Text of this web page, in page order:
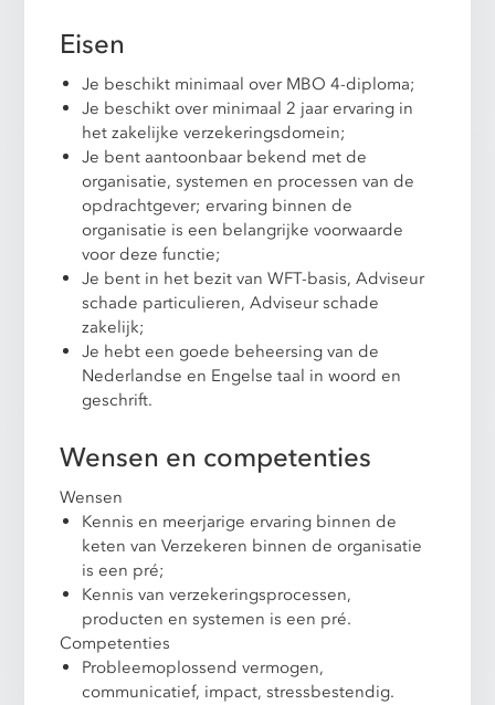
Eisen
Je beschikt minimaal over MBO 4-diploma;
Je beschikt over minimaal 2 jaar ervaring in
het zakelijke verzekeringsdomein;
Je bent aantoonbaar bekend met de
organisatie, systemen en processen van de
opdrachtgever; ervaring binnen de
organisatie is een belangrijke voorwaarde
voor deze functie;
Je bent in het bezit van WFT-basis, Adviseur
schade particulieren, Adviseur schade
zakelijk;
Je hebt een goede beheersing van de
Nederlandse en Engelse taal in woord en
geschrift.
Wensen en competenties
Wensen
Kennis en meerjarige ervaring binnen de
keten van Verzekeren binnen de organisatie
is een pré;
Kennis van verzekeringsprocessen,
producten en systemen is een pré.
Competenties
Probleemoplossend vermogen,
communicatief, impact, stressbestendig.